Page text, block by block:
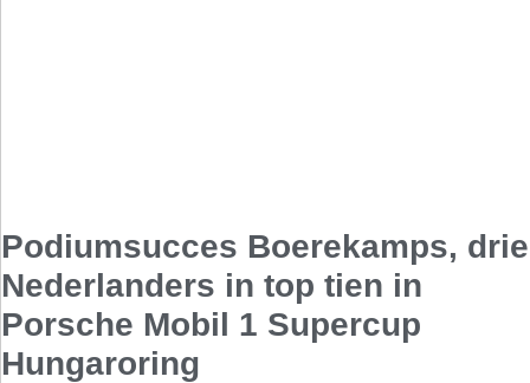
Podiumsucces Boerekamps, drie
Nederlanders in top tien in
Porsche Mobil 1 Supercup
Hungaroring